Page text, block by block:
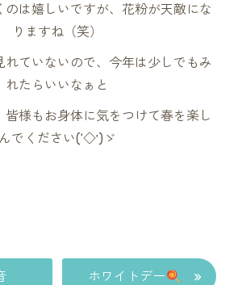
のは嬉しいですが、花粉が天敵にな
りますね（笑）
れていないので、今年は少しでもみ
れたらいいなぁと
皆様もお身体に気をつけて春を楽し
んでください(‘◇’)ゞ
ホワイトデー »